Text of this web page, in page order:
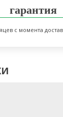
гарантия
с момента